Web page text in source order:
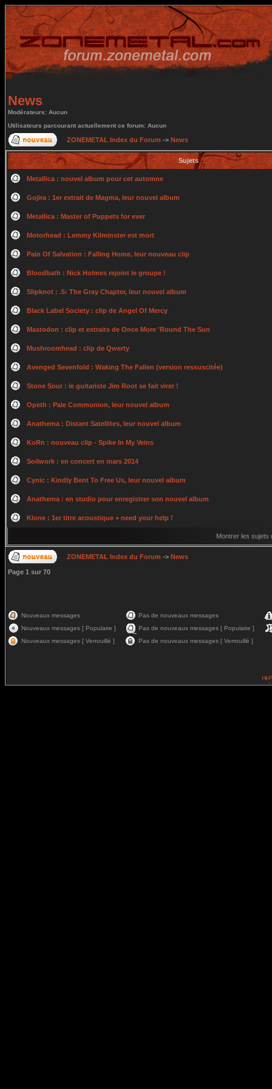
News
Modérateurs: Aucun
Utilisateurs parcourant actuellement ce forum: Aucun
ZONEMETAL Index du Forum -> News
Sujets
Metallica : nouvel album pour cet automne
Gojira : 1er extrait de Magma, leur nouvel album
Metallica : Master of Puppets for ever
Motorhead : Lemmy Kilminster est mort
Pain Of Salvation : Falling Home, leur nouveau clip
Bloodbath : Nick Holmes rejoint le groupe !
Slipknot : .5: The Gray Chapter, leur nouvel album
Black Label Society : clip de Angel Of Mercy
Mastodon : clip et extraits de Once More 'Round The Sun
Mushroomhead : clip de Qwerty
Avenged Sevenfold : Waking The Fallen (version ressuscitée)
Stone Sour : le guitariste Jim Root se fait virer !
Opeth : Pale Communion, leur nouvel album
Anathema : Distant Satellites, leur nouvel album
KoRn : nouveau clip - Spike In My Veins
Soilwork : en concert en mars 2014
Cynic : Kindly Bent To Free Us, leur nouvel album
Anathema : en studio pour enregistrer son nouvel album
Klone : 1er titre acoustique + need your help !
Montrer les sujets
ZONEMETAL Index du Forum -> News
Page 1 sur 70
Nouveaux messages
Pas de nouveaux messages
Nouveaux messages [ Populaire ]
Pas de nouveaux messages [ Populaire ]
Nouveaux messages [ Verrouillé ]
Pas de nouveaux messages [ Verrouillé ]